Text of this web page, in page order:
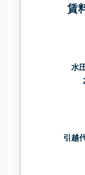
賃
水
引越